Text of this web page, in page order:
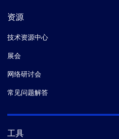
资源
技术资源中心
展会
网络研讨会
常见问题解答
工具